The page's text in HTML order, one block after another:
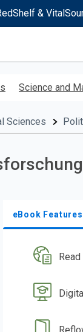
&
Science and
Sciences
eBook Features